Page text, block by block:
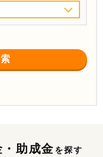
・助成金を探す